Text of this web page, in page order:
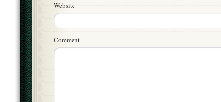
Website
Comment